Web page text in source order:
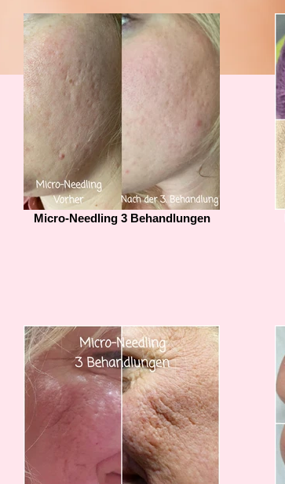
Micro-Needling 3 Behandlungen